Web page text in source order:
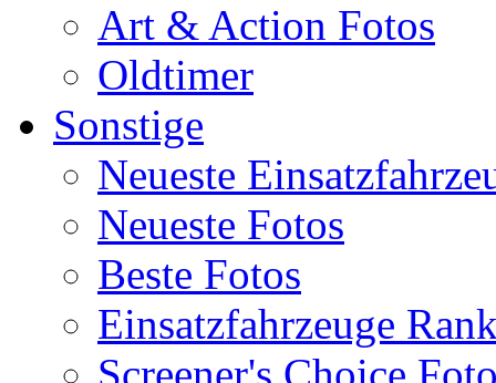
Art & Action Fotos
Oldtimer
Sonstige
Neueste
Neueste Fotos
Beste Fotos
Einsatzfahrzeuge